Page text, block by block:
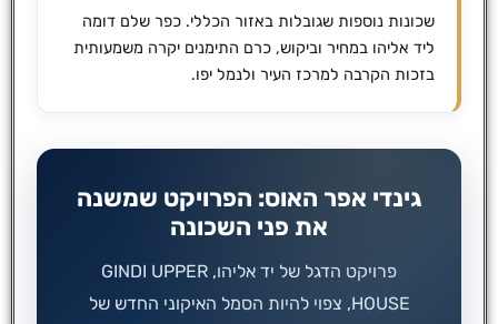
שכונות נוספות שגובלות באזור הכללי. כפר שלם דומה
ליד אליהו במחיר וביקוש, כרם התימנים יקרה משמעותית
בזכות הקרבה למרכז העיר ולנמל יפו.
גינדי אפר האוס: הפרויקט שמשנה
את פני השכונה
פרויקט הדגל של יד אליהו, GINDI UPPER
HOUSE, צפוי להיות הסמל האיקוני החדש של